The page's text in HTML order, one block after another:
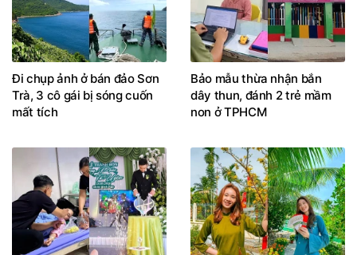
Đi chụp ảnh ở bán đảo Sơn
Trà, 3 cô gái bị sóng cuốn
mất tích
Bảo mẫu thừa nhận bắn
dây thun, đánh 2 trẻ mầm
non ở TPHCM